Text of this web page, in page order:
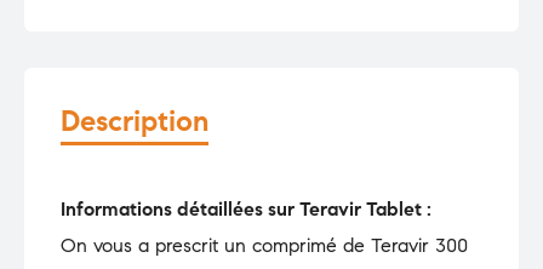
Description
Informations détaillées sur Teravir Tablet :
On vous a prescrit un comprimé de Teravir 300